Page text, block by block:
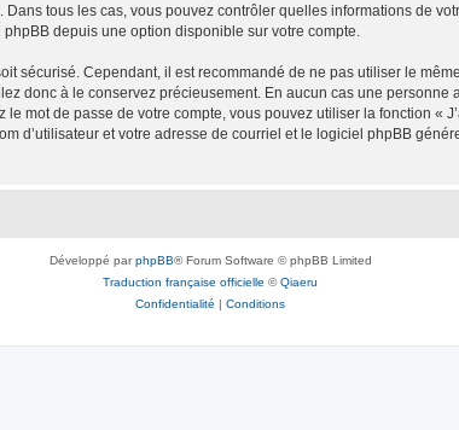
tous les cas, vous pouvez contrôler quelles informations de
depuis une option disponible sur votre compte.
sécurisé. Cependant, il est recommandé de ne pas utiliser le
donc à le conservez précieusement. En aucun cas une
mot de passe de votre compte, vous pouvez utiliser la fonction «
d’utilisateur et votre adresse de courriel et le logiciel phpBB
Développé parphpBB® Forum Software © phpBB Limited
Traduction française officielle ©Qiaeru
Confidentialité | Conditions